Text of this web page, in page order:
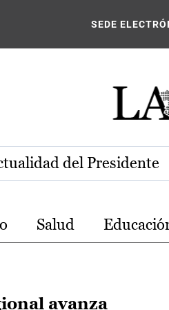
de Castilla-La
SEDE
del Presidente
Salud
avanza